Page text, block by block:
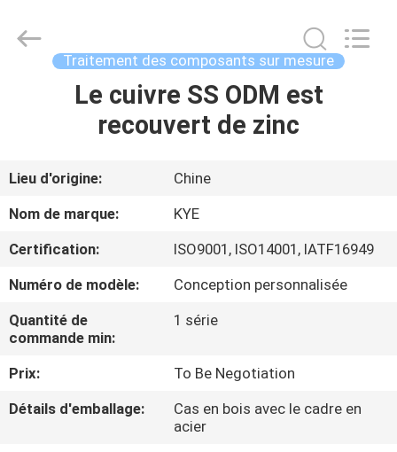
MAISON
AU
SUJET
NOUS
D'USINE
Rights
Reserved.
Traitement des composants sur mesure
Le cuivre SS ODM est
recouvert de zinc
Lieu d'origine:
Chine
Nom de marque:
KYE
Certification:
ISO9001, ISO14001, IATF16949
Numéro de modèle:
Conception personnalisée
Quantité de
commande min:
1 série
Prix:
To Be Negotiation
Détails d'emballage:
Cas en bois avec le cadre en
acier